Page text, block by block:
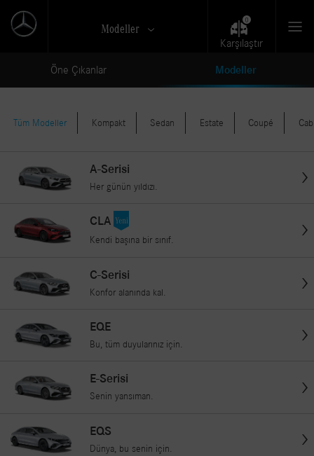
Modeller
Karşılaştır
Öne Çıkanlar Modeller
Tüm Modeller Kompakt Sedan Estate Coupé
A-Serisi
Her günün yıldızı.
CLA
Kendi başına bir sınıf.
C-Serisi
Konfor alanında kal.
EQE
Bu, tüm duyularınız için.
E-Serisi
Senin yansıman.
EQS
Dünya, bu senin için.